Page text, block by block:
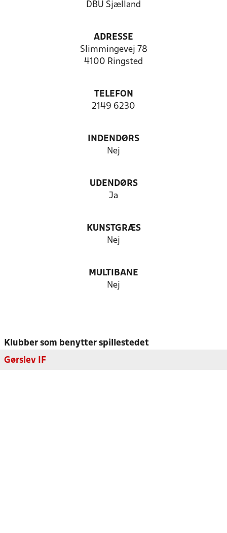
DBU Sjælland
ADRESSE
Slimmingevej 78
4100 Ringsted
TELEFON
2149 6230
INDENDØRS
Nej
UDENDØRS
Ja
KUNSTGRÆS
Nej
MULTIBANE
Nej
Klubber som benytter spillestedet
Gørslev IF